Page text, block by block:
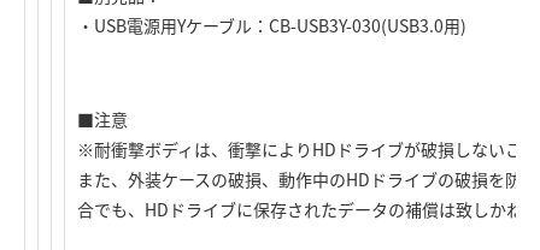
・USB電源用Yケーブル：CB-USB3Y-030(USB3.0用)
■注意
※耐衝撃ボディは、衝撃によりHDドライブが破損しないこ
また、外装ケースの破損、動作中のHDドライブの破損を防
合でも、HDドライブに保存されたデータの補償は致しかね